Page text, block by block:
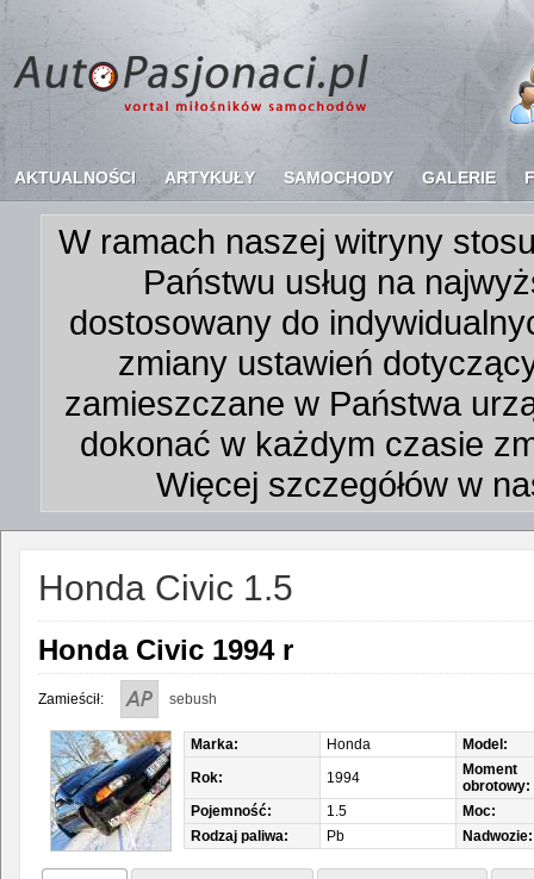
AKTUALNOŚCI ARTYKUŁY SAMOCHODY GALERIE
W ramach naszej witryny
Państwu usług na
dostosowany do
zmiany ustawień
zamieszczane w Państwa
dokonać w każdym czasie
Więcej szczegółów w
Honda Civic 1.5
Honda Civic 1994 r
Zamieścił: sebush
Marka: Honda
Model:
Rok:
1994
Moment
obrotowy:
Pojemność:
1.5
Moc:
Rodzaj paliwa:
Pb Nadwozie: